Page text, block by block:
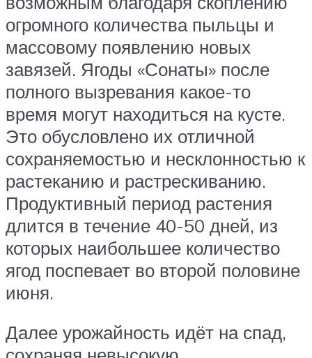
огромного количества пыльцы и
массовому появлению новых
завязей. Ягоды «Сонаты» после
полного вызревания какое-то
время могут находиться на кусте.
Это обусловлено их отличной
сохраняемостью и несклонностью к
растеканию и растрескиванию.
Продуктивный период растения
длится в течение 40-50 дней, из
которых наибольшее количество
ягод поспевает во второй половине
июня.
Далее урожайность идёт на спад,